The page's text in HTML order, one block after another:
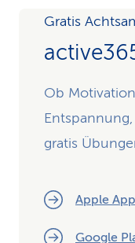
Gratis
Ob
gratis
Apple
Google